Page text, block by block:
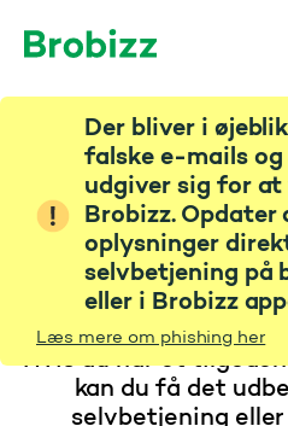
Der bliver i
falske e-mails og
udgiver sig for
Brobizz. Opdater
oplysninger
selvbetjening på
eller i Brobizz
Læs mere om phishing her
Hvordan
kreditnota
Hvis du har et
kan du få det
selvbetjening